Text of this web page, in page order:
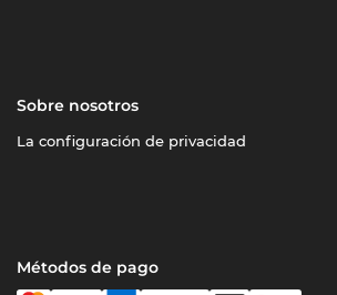
Sobre nosotros
La configuración de privacidad
Métodos de pago